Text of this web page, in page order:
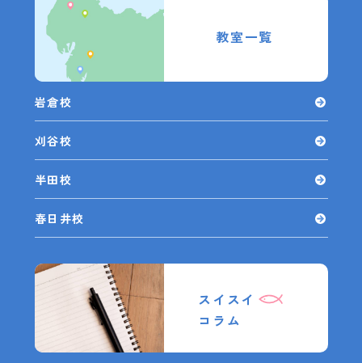
教室一覧
岩倉校
刈谷校
半田校
春日井校
スイスイ
コラム